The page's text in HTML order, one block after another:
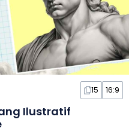
15 16:9
Ilustratif